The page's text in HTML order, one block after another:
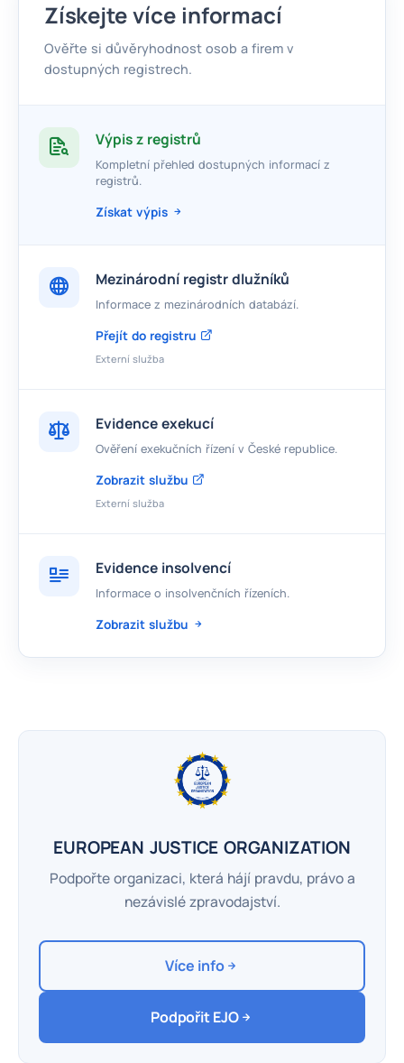
Získejte více informací
Ověřte si důvěryhodnost osob a firem v
dostupných registrech.
Výpis z registrů
Kompletní přehled dostupných informací z
registrů.
Získat výpis
Mezinárodní registr dlužníků
Informace z mezinárodních databází.
Přejít do registru
Externí služba
Evidence exekucí
Ověření exekučních řízení v České republice.
Zobrazit službu
Externí služba
Evidence insolvencí
Informace o insolvenčních řízeních.
Zobrazit službu
EUROPEAN JUSTICE ORGANIZATION
Podpořte organizaci, která hájí pravdu, právo a
nezávislé zpravodajství.
Více info
Podpořit EJO